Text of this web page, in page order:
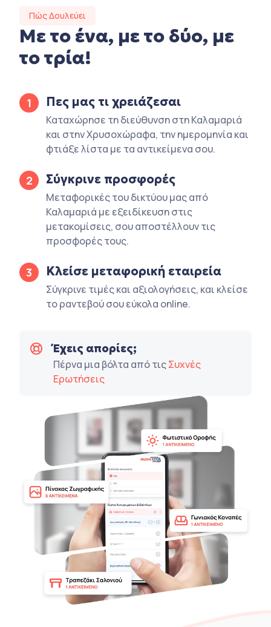
Πώς Δουλεύει
Με το ένα, με το δύο, με
το τρία!
1 Πες μας τι χρειάζεσαι
Καταχώρησε τη διεύθυνση στη Καλαμαριά
και στην Χρυσοχώραφα, την ημερομηνία και
φτιάξε λίστα με τα αντικείμενα σου.
2 Σύγκρινε προσφορές
Μεταφορικές του δικτύου μας από
Καλαμαριά με εξειδίκευση στις
μετακομίσεις, σου αποστέλλουν τις
προσφορές τους.
3 Κλείσε μεταφορική εταιρεία
Σύγκρινε τιμές και αξιολογήσεις, και κλείσε
το ραντεβού σου εύκολα online.
Έχεις απορίες;
Πέρνα μια βόλτα από τιςΣυχνές
Ερωτήσεις